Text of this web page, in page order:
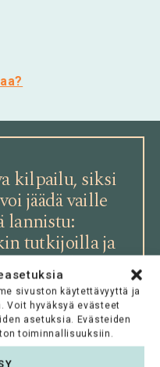
sivuston käytettävyyttä ja
Voit hyväksyä evästeet
asetuksia. Evästeiden
toiminnallisuuksiin.
kilpailu, siksi
jäädä vaille
lannistu:
tutkijoilla ja
hakuja,
ei tullut.